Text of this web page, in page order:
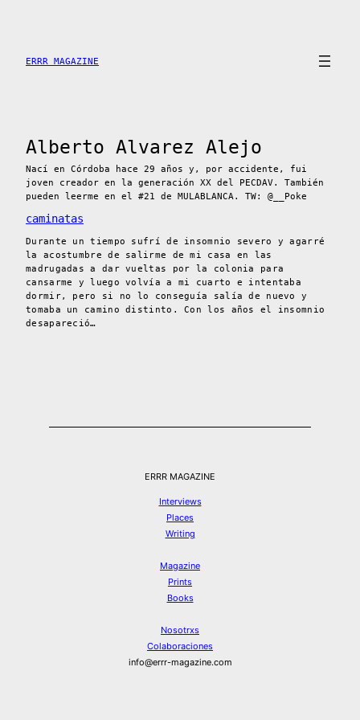
contenido
ERRR MAGAZINE
Alberto Alvarez Alejo
Nací en Córdoba hace 29 años y, por accidente, fui
joven creador en la generación XX del PECDAV. También
pueden leerme en el #21 de MULABLANCA. TW: @__Poke
caminatas
Durante un tiempo sufrí de insomnio severo y agarré
la acostumbre de salirme de mi casa en las
madrugadas a dar vueltas por la colonia para
cansarme y luego volvía a mi cuarto e intentaba
dormir, pero si no lo conseguía salía de nuevo y
tomaba un camino distinto. Con los años el insomnio
desapareció…
ERRR MAGAZINE
Interviews
Places
Writing
Magazine
Prints
Books
Nosotrxs
Colaboraciones
info@errr-magazine.com